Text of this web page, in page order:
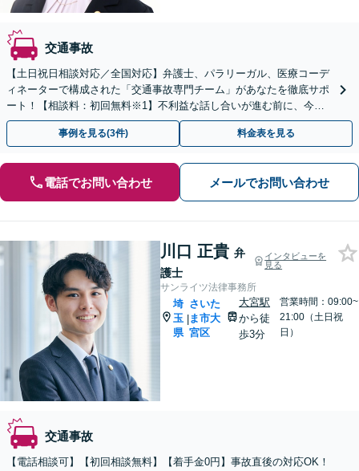
交通事故
【土日祝日相談対応／全国対応】弁護士、パラリーガル、医療コーデ
ィネーターで構成された「交通事故専門チーム」があなたを徹底サポ
ート！【相談料：初回無料※1】不利益な話し合いが進む前に、今す
ぐ相談！
事例を見る(3件) 料金表を見る
電話でお問い合わせ メールでお問い合わせ
川口 正貴 弁
護士
インタビューを
見る
サンライツ法律事務所
埼
玉
県
|
さいた
ま市大
宮区
大宮駅
から徒
歩3分
営業時間：09:00~
21:00（土日祝
日）
交通事故
【電話相談可】【初回相談無料】【着手金0円】事故直後の対応OK！